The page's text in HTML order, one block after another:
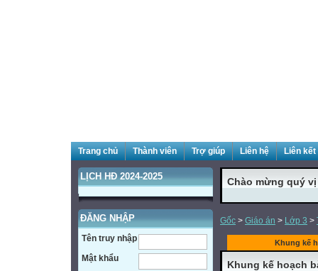
Trang chủ Thành viên Trợ giúp Liên hệ Liên
LỊCH HĐ 2024-2025
ĐĂNG NHẬP
Tên truy nhập
Mật khẩu
Chào mừng quý
Gốc > Giáo án > Lớp 3 >
Khung kế
Khung kế hoạch